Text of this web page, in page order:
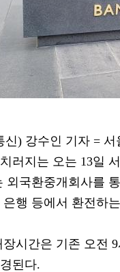
신) 강수인 기자 =
러지는 오는 13일
외국환중개회사를
은행 등에서 환전하
장시간은 기존 오전
된다.